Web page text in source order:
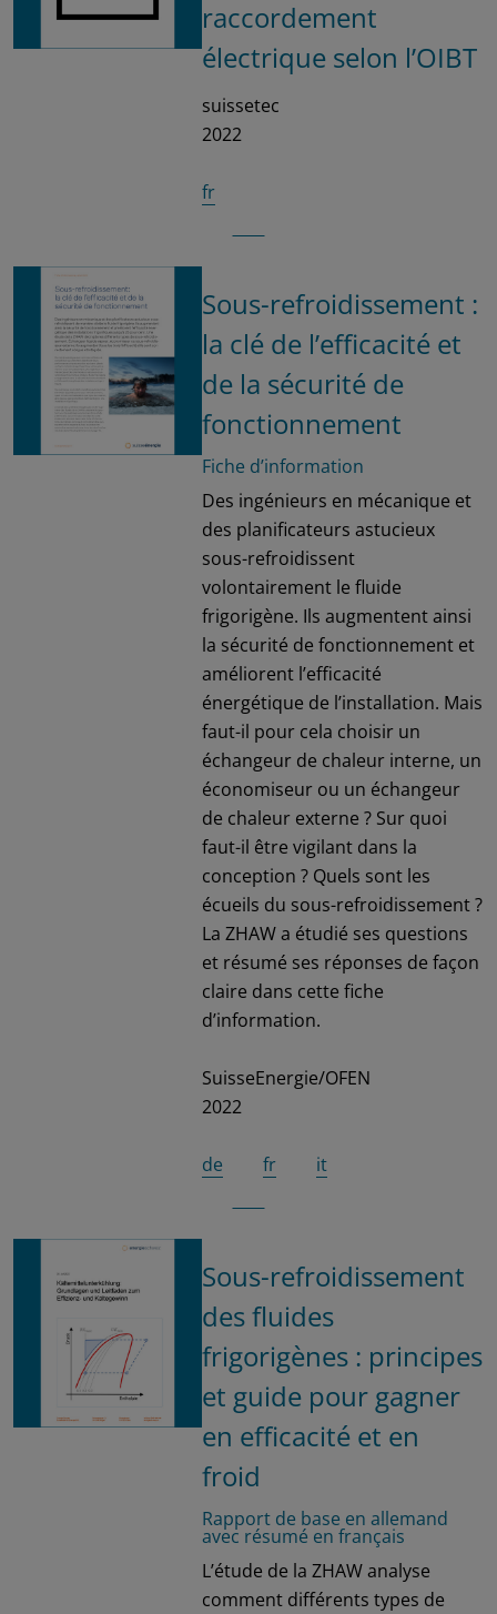
raccordement
électrique selon l’OIBT
suissetec
2022
fr
Sous-refroidissement :
la clé de l’efficacité et
de la sécurité de
fonctionnement
Fiche d’information
Des ingénieurs en mécanique et
des planificateurs astucieux
sous-refroidissent
volontairement le fluide
frigorigène. Ils augmentent ainsi
la sécurité de fonctionnement et
améliorent l’efficacité
énergétique de l’installation. Mais
faut-il pour cela choisir un
échangeur de chaleur interne, un
économiseur ou un échangeur
de chaleur externe ? Sur quoi
faut-il être vigilant dans la
conception ? Quels sont les
écueils du sous-refroidissement ?
La ZHAW a étudié ses questions
et résumé ses réponses de façon
claire dans cette fiche
d’information.
SuisseEnergie/OFEN
2022
de fr it
Sous-refroidissement
des fluides
frigorigènes : principes
et guide pour gagner
en efficacité et en
froid
Rapport de base en allemand
avec résumé en français
L’étude de la ZHAW analyse
comment différents types de